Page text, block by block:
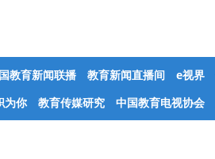
教育新闻联播 教育新闻直播间 e视界
为你 教育传媒研究 中国教育电视协会